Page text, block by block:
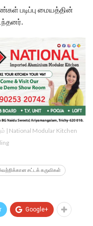
படிப்பு மையத்தின்
| National Modular Kitchen
சட்டக் கருவிகள்
Google+